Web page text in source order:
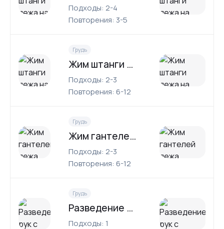
Подходы: 2-4
Повторения: 3-5
Грудь
Жим штанги лежа на наклонной скамье
Подходы: 2-3
Повторения: 6-12
Грудь
Жим гантелей лежа
Подходы: 2-3
Повторения: 6-12
Грудь
Разведение рук с гантелями
Подходы: 1